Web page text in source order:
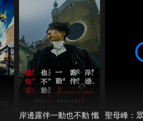
姐，雙方握手之後他又再次回到
岸邊露伴一動也不動 懺
聖母峰：